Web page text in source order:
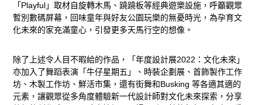
「Playful」取材自旋轉木馬、蹺蹺板等經典遊樂設施，呼籲觀眾
暫別數碼屏幕，回味童年與好友公園玩樂的無憂時光，為孕育文
化未來的家充滿童心，引發更多天馬行空的想像。
除了上述令人目不暇給的作品，「年度設計展2022：文化未來」
亦加入了舞蹈表演「牛仔星期五」、時裝企劃展、首飾製作工作
坊、木製工作坊、鮮活市集，還有街舞和Busking 等各適其適的
元素，讓觀眾從多角度體驗新一代設計師對文化未來探索，分享